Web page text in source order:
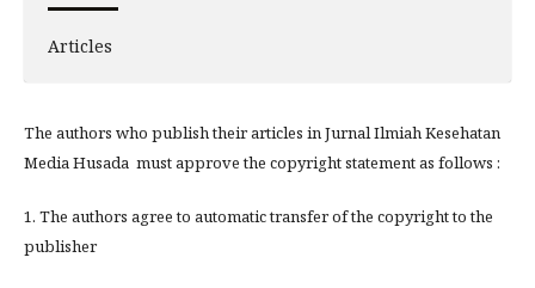
Articles
The authors who publish their articles in Jurnal Ilmiah Kesehatan
Media Husada must approve the copyright statement as follows :
1. The authors agree to automatic transfer of the copyright to the
publisher